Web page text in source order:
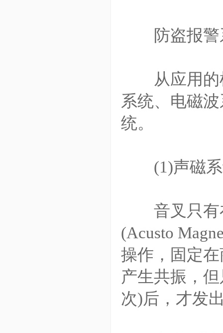
防盗报警
从应用的检
系统、电磁
统。
(1)声磁系
音叉只有在
(Acusto
操作，固定
产生共振，
次)后，才发